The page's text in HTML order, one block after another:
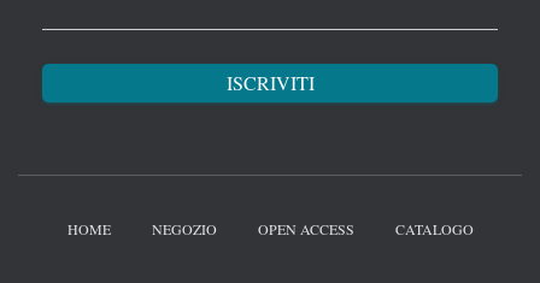
HOME NEGOZIO OPEN ACCESS CATALOGO